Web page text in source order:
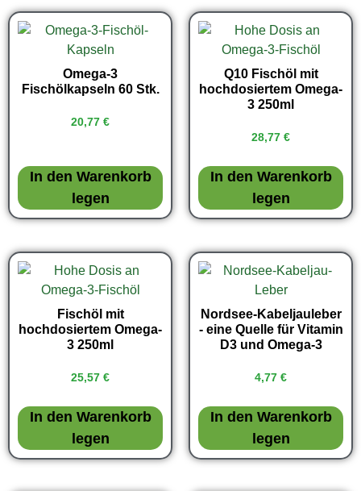
Omega-3
Fischölkapseln 60 Stk.
20,77 €
In den Warenkorb
legen
Q10 Fischöl mit
hochdosiertem Omega-
3 250ml
28,77 €
In den Warenkorb
legen
Fischöl mit
hochdosiertem Omega-
3 250ml
25,57 €
In den Warenkorb
legen
Nordsee-Kabeljauleber
- eine Quelle für Vitamin
D3 und Omega-3
4,77 €
In den Warenkorb
legen